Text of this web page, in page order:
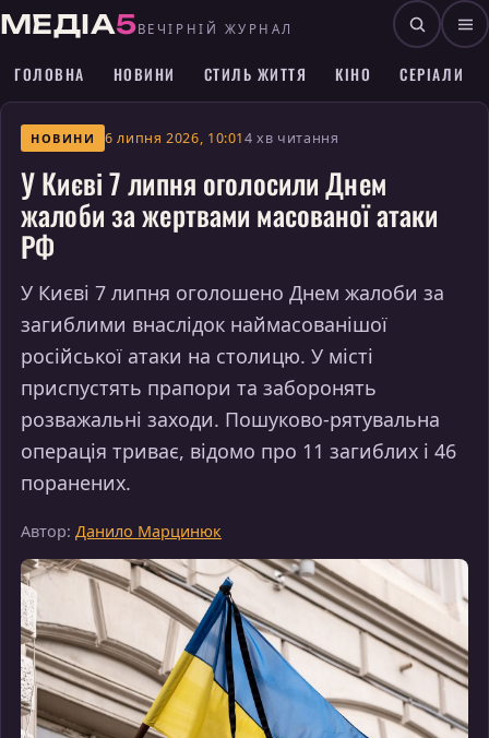
МЕДІА5ВЕЧІРНІЙ ЖУРНАЛ
ГОЛОВНА НОВИНИ СТИЛЬ ЖИТТЯ КІНО СЕРІАЛИ
НОВИНИ 6 липня 2026, 10:014 хв читання
У Києві 7 липня оголосили Днем
жалоби за жертвами масованої атаки
РФ
У Києві 7 липня оголошено Днем жалоби за
загиблими внаслідок наймасованішої
російської атаки на столицю. У місті
приспустять прапори та заборонять
розважальні заходи. Пошуково-рятувальна
операція триває, відомо про 11 загиблих і 46
поранених.
Автор: Данило Марцинюк